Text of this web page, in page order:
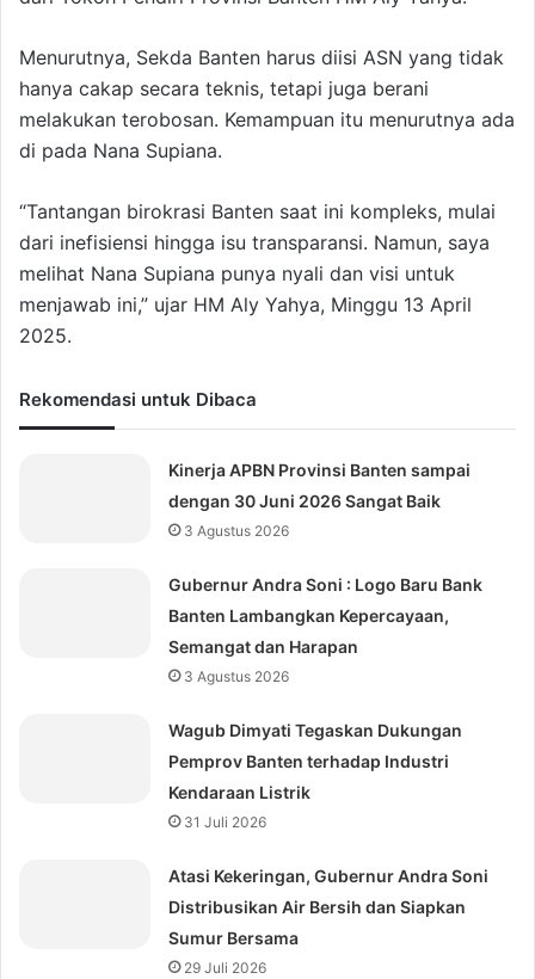
Menurutnya, Sekda Banten harus diisi ASN yang tidak
hanya cakap secara teknis, tetapi juga berani
melakukan terobosan. Kemampuan itu menurutnya ada
di pada Nana Supiana.
“Tantangan birokrasi Banten saat ini kompleks, mulai
dari inefisiensi hingga isu transparansi. Namun, saya
melihat Nana Supiana punya nyali dan visi untuk
menjawab ini,” ujar HM Aly Yahya, Minggu 13 April
2025.
Rekomendasi untuk Dibaca
Kinerja APBN Provinsi Banten sampai
dengan 30 Juni 2026 Sangat Baik
3 Agustus 2026
Gubernur Andra Soni : Logo Baru Bank
Banten Lambangkan Kepercayaan,
Semangat dan Harapan
3 Agustus 2026
Wagub Dimyati Tegaskan Dukungan
Pemprov Banten terhadap Industri
Kendaraan Listrik
31 Juli 2026
Atasi Kekeringan, Gubernur Andra Soni
Distribusikan Air Bersih dan Siapkan
Sumur Bersama
29 Juli 2026